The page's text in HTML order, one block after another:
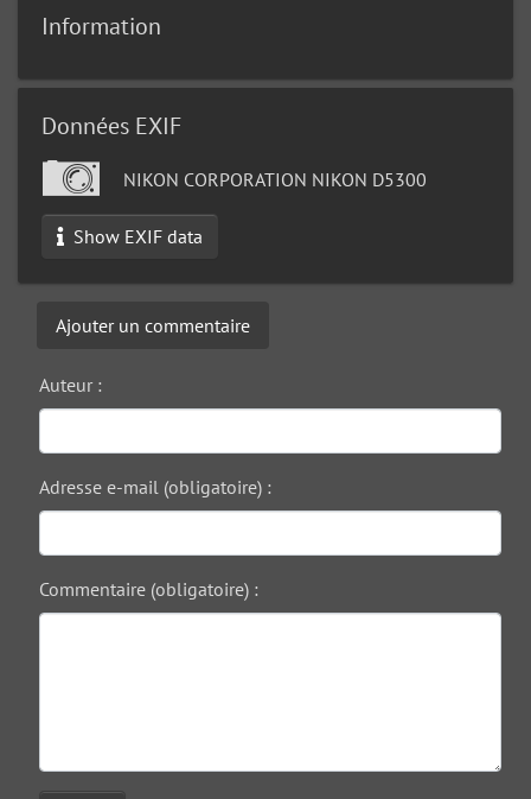
Information
Données EXIF
NIKON CORPORATION NIKON D5300
Show EXIF data
Ajouter un commentaire
Auteur :
Adresse e-mail (obligatoire) :
Commentaire (obligatoire) :